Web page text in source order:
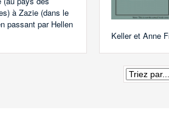
à Zazie (dans le
passant par Hellen
Keller et Anne